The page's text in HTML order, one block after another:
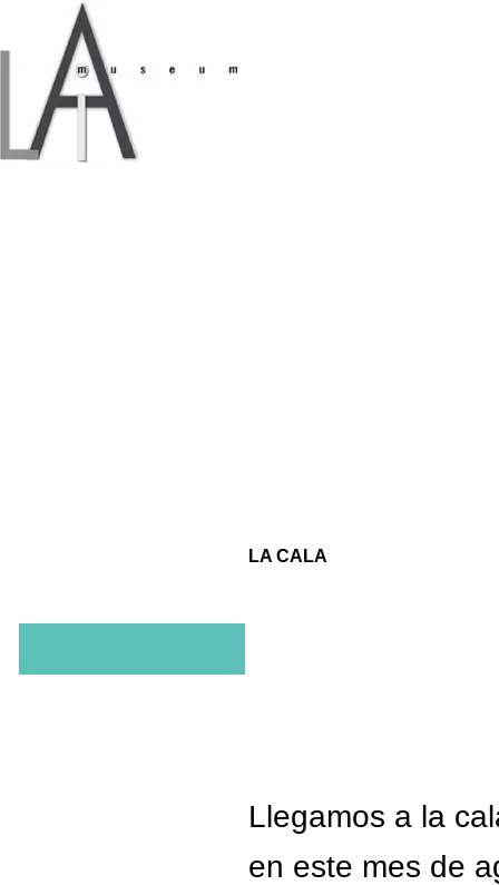
LA CALA
Llegamos a la
en este mes de